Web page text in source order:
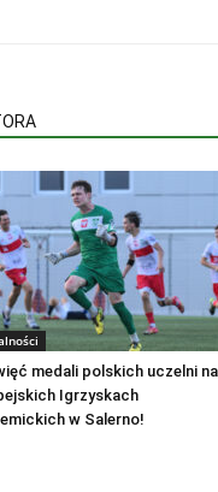
medali polskich uczelni na
Igrzyskach
w Salerno!